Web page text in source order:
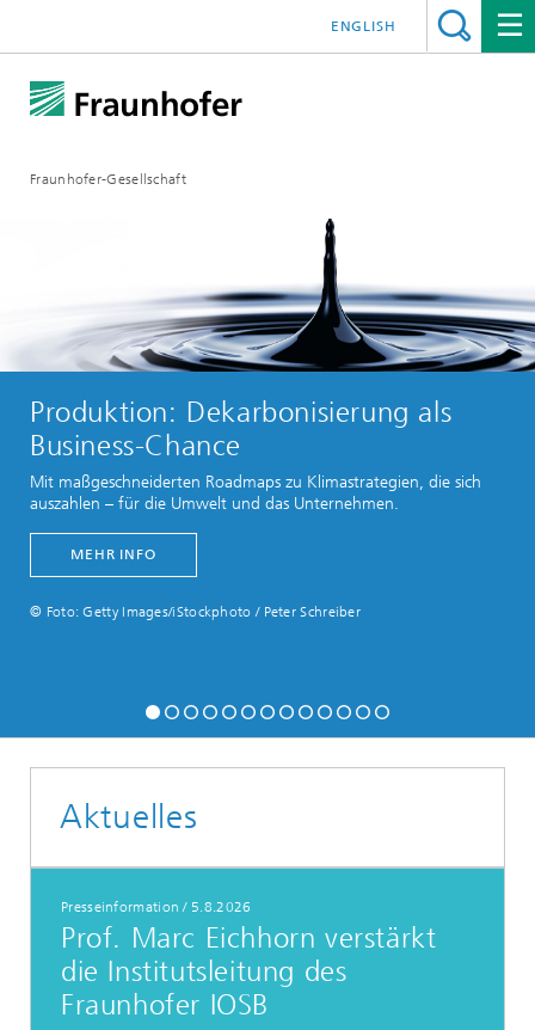
Fraunhofer-Gesellschaft
ENGLISH
Produktion: Dekarbonisierung als
Business-Chance
Mit maßgeschneiderten Roadmaps zu Klimastrategien, die sich
auszahlen – für die Umwelt und das Unternehmen.
MEHR INFO
© Foto: Getty Images/iStockphoto / Peter Schreiber
Aktuelles
Presseinformation / 5.8.2026
Prof. Marc Eichhorn verstärkt
die Institutsleitung des
Fraunhofer IOSB